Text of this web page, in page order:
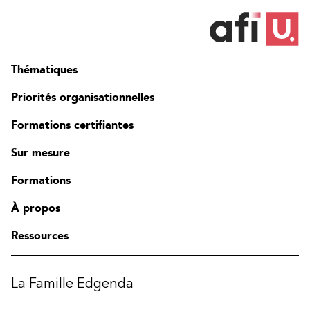
commuté et les problèmes communs associés à l'adressage
Décrire les principales caractéristiques et adresses IPv6,
Décrire le fonctionnement, les avantages et les limites du
Décrire, implémenter et vérifier les réseaux locaux virtuels
Décrire l'application et la configuration du routage inter-
Expliquer les bases des protocoles de routage dynamique
et décrire les composants et les termes de l'Open Shortest
Path First (OSPF).
Tree Protocol) et du protocole RSTP (Rapid Spanning Tree
Décrire les concepts de base du WAN et du VPN
Décrire le fonctionnement des listes de contrôle d'accès
Thématiques
Priorités organisationnelles
Formations certifiantes
Sur mesure
Formations
À propos
Ressources
La Famille Edgenda